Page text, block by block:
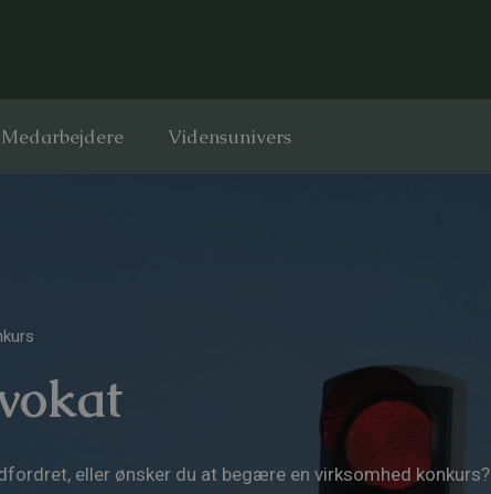
Medarbejdere Vidensunivers
eller ønsker du at begære en virksomhed konkurs?